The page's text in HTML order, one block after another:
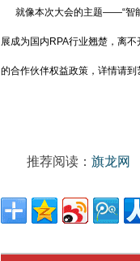
就像本次大会的主题——“智
展成为国内RPA行业翘楚，离
的合作伙伴权益政策，详情请到
推荐阅读： 旗龙网